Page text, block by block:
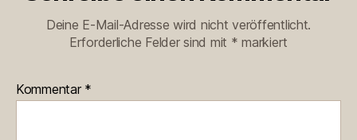
Deine E-Mail-Adresse wird nicht veröffentlicht.
Erforderliche Felder sind mit * markiert
Kommentar *